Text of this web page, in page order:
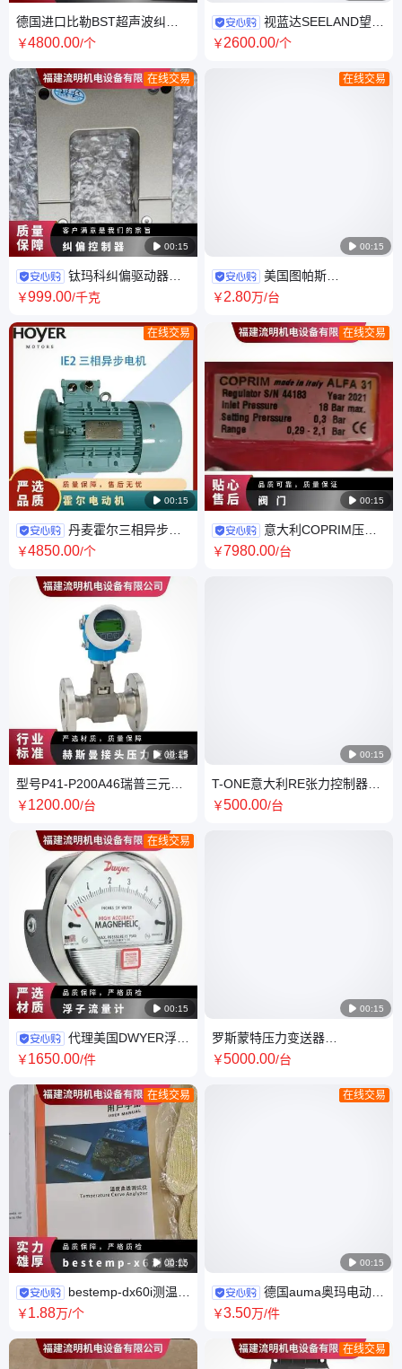
德国进口比勒BST超声波纠偏
传感器us2010/40控制器电眼可
￥4800.00/个
 00:15
在线交易
钛玛科纠偏驱动器控
制器TLA15-50B-LB视觉检测系
￥999.00/千克
 00:15
在线交易
丹麦霍尔三相异步电
动机/HOYER电机/工业/船用
￥4850.00/个
 00:15
型号P41-P200A46瑞普三元压
力变送器电磁流量计/E+H/恩德
￥1200.00/台
 00:15
在线交易
代理美国DWYER浮子
流量计2000-5KPA德威尔差压
￥1650.00/件
 00:15
在线交易
bestemp-dx60i测温仪
炉温六通道仪器测量精度
￥1.88万/个
视蓝达SEELAND望远
镜激光测距仪 黑色 SLD600G
￥2600.00/个
 00:15
在线交易
美国图帕斯
Trupulse200X激光测距仪望远
￥2.80万/台
 00:15
在线交易
意大利COPRIM压力
调节器Alfa 10 AP mit SAV BLC
￥7980.00/台
 00:15
T-ONE意大利RE张力控制器红
外线传感器RE编码器纠偏驱动
￥500.00/台
 00:15
罗斯蒙特压力变送器
3051TA3A2B21AB4M5K8HR7
￥5000.00/台
 00:15
在线交易
德国auma奥玛电动执
行器SAEx07.6-
节型
￥3.50万/件
在线交易